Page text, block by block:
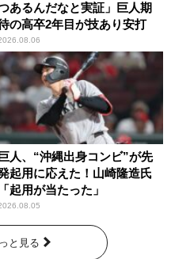
あるんだなと実証」巨人期
の高卒2年目が技あり安打
巨人、“沖縄出身コンビ”が先
起用に応えた！山崎隆造氏
「起用が当たった」
と見る